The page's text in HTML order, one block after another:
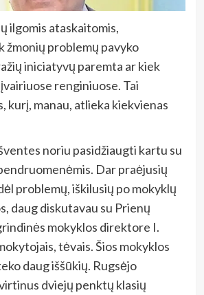
ilgomis ataskaitomis,
žmonių problemų pavyko
iniciatyvų paremta ar kiek
renginiuose. Tai
kurį, manau, atlieka kiekvienas
noriu pasidžiaugti kartu su
Dar praėjusių
problemų, iškilusių po mokyklų
daug diskutavau su Prienų
mokyklos direktore I.
tėvais. Šios mokyklos
daug iššūkių. Rugsėjo
dviejų penktų klasių